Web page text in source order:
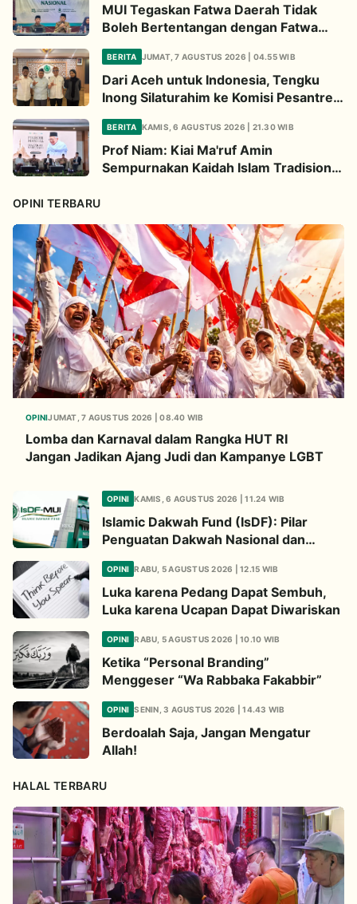
MUI Tegaskan Fatwa Daerah Tidak
Boleh Bertentangan dengan Fatwa
BERITA JUMAT, 7 AGUSTUS 2026 | 04.55 WIB
Dari Aceh untuk Indonesia, Tengku
Inong Silaturahim ke Komisi Pesantren
BERITA KAMIS, 6 AGUSTUS 2026 | 21.30 WIB
Prof Niam: Kiai Ma'ruf Amin
Sempurnakan Kaidah Islam Tradisional
OPINI TERBARU
OPINIJUMAT, 7 AGUSTUS 2026 | 08.40 WIB
Lomba dan Karnaval dalam Rangka HUT RI
Jangan Jadikan Ajang Judi dan Kampanye LGBT
OPINI KAMIS, 6 AGUSTUS 2026 | 11.24 WIB
Islamic Dakwah Fund (IsDF): Pilar
Penguatan Dakwah Nasional dan
Jembatan Kepedulian Umat Global
OPINI RABU, 5 AGUSTUS 2026 | 12.15 WIB
Luka karena Pedang Dapat Sembuh,
Luka karena Ucapan Dapat Diwariskan
OPINI RABU, 5 AGUSTUS 2026 | 10.10 WIB
Ketika “Personal Branding”
Menggeser “Wa Rabbaka Fakabbir”
OPINI SENIN, 3 AGUSTUS 2026 | 14.43 WIB
Berdoalah Saja, Jangan Mengatur
Allah!
HALAL TERBARU